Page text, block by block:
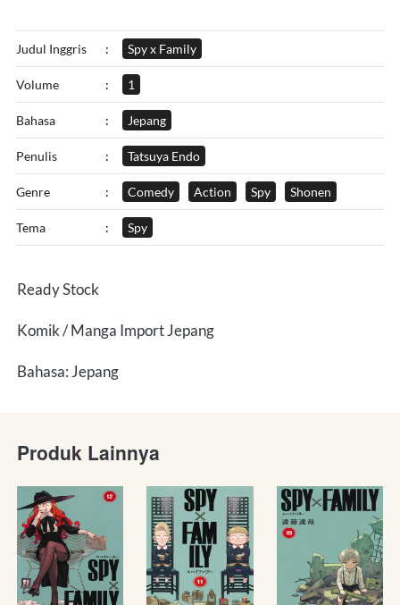
Judul Inggris : Spy x Family
Volume : 1
Bahasa : Jepang
Penulis : Tatsuya Endo
Genre : Comedy Action Spy Shonen
Tema : Spy
Ready Stock
Komik / Manga Import Jepang
Bahasa: Jepang
Produk Lainnya